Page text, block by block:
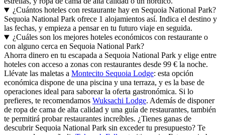
¿Cuántos hoteles con restaurante hay en Sequoia National Park?
Sequoia National Park ofrece 1 alojamientos así. Indica el destino y
las fechas, y empieza a pensar en tu futuro viaje en seguida.
¿Cuáles son los mejores hoteles económicos con restaurante o
con alguno cerca en Sequoia National Park?
Ahorra dinero en tu escapada a Sequoia National Park y elige entre
hoteles con acceso a zonas con restaurantes desde 99 € la noche.
Llévate las maletas a Montecito Sequoia Lodge: esta opción
económica dispone de una piscina y una terraza, y es la base de
operaciones ideal para saborear la oferta gastronómica. Si lo
prefieres, te recomendamos Wuksachi Lodge. Además de disponer
de ropa de cama de alta calidad y una guía de restaurantes, también
te permitirá probar restaurantes increíbles. ¿Tienes ganas de
descubrir Sequoia National Park sin exceder tu presupuesto? Te